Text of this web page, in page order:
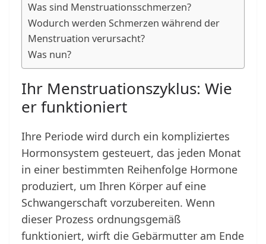
Was sind Menstruationsschmerzen?
Wodurch werden Schmerzen während der
Menstruation verursacht?
Was nun?
Ihr Menstruationszyklus: Wie
er funktioniert
Ihre Periode wird durch ein kompliziertes
Hormonsystem gesteuert, das jeden Monat
in einer bestimmten Reihenfolge Hormone
produziert, um Ihren Körper auf eine
Schwangerschaft vorzubereiten. Wenn
dieser Prozess ordnungsgemäß
funktioniert, wirft die Gebärmutter am Ende